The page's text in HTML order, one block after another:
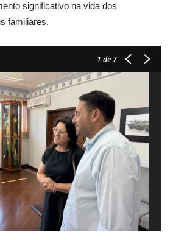
significativo na vida dos
familiares.
1 de 7